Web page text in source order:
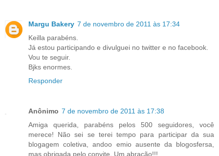
Margu Bakery 7 de novembro de 2011 às 17:34
Keilla parabéns.
Já estou participando e divulguei no twitter e no facebook.
Vou te seguir.
Bjks enormes.
Responder
Anônimo 7 de novembro de 2011 às 17:38
Amiga querida, parabéns pelos 500 seguidores, você
merece! Não sei se terei tempo para participar da sua
blogagem coletiva, andoo emio ausente da blogosfersa,
mas obrigada pelo convite. Um abração!!!